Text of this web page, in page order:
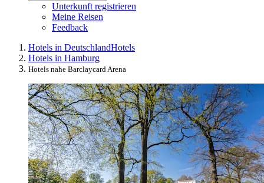
Unterkunft registrieren
Meine Reisen
Feedback
Hotels in DeutschlandHotels
Hotels in Hamburg
Hotels nahe Barclaycard Arena